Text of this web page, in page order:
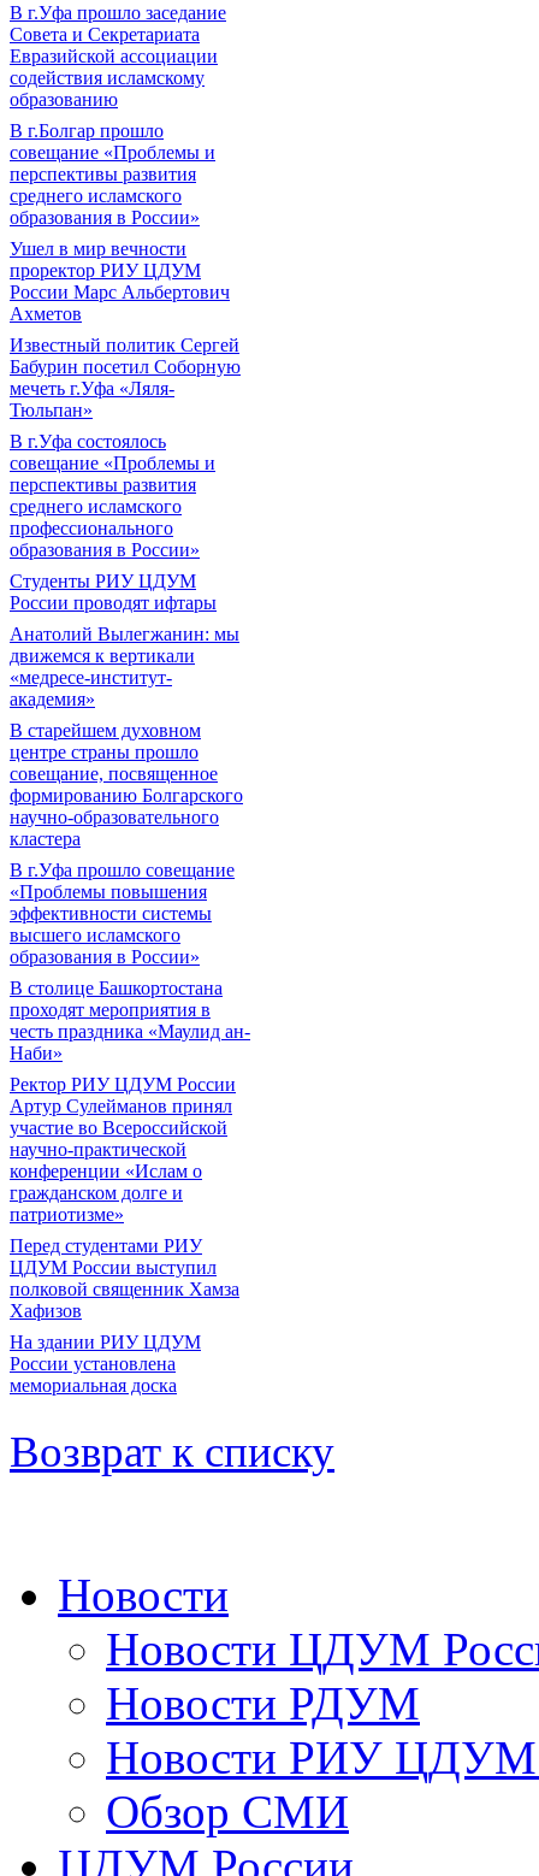
В г.Уфа прошло заседание
Совета и Секретариата
Евразийской ассоциации
содействия исламскому
образованию
В г.Болгар прошло
совещание «Проблемы и
перспективы развития
среднего исламского
образования в России»
Ушел в мир вечности
проректор РИУ ЦДУМ
России Марс Альбертович
Ахметов
Известный политик Сергей
Бабурин посетил Соборную
мечеть г.Уфа «Ляля-
Тюльпан»
В г.Уфа состоялось
совещание «Проблемы и
перспективы развития
среднего исламского
профессионального
образования в России»
Студенты РИУ ЦДУМ
России проводят ифтары
Анатолий Вылегжанин: мы
движемся к вертикали
«медресе-институт-
академия»
В старейшем духовном
центре страны прошло
совещание, посвященное
формированию Болгарского
научно-образовательного
кластера
В г.Уфа прошло совещание
«Проблемы повышения
эффективности системы
высшего исламского
образования в России»
В столице Башкортостана
проходят мероприятия в
честь праздника «Маулид ан-
Наби»
Ректор РИУ ЦДУМ России
Артур Сулейманов принял
участие во Всероссийской
научно-практической
конференции «Ислам о
гражданском долге и
патриотизме»
Перед студентами РИУ
ЦДУМ России выступил
полковой священник Хамза
Хафизов
На здании РИУ ЦДУМ
России установлена
мемориальная доска
Возврат к списку
Новости
Новости ЦДУМ
Новости РДУМ
Новости РИУ ЦДУМ
Обзор СМИ